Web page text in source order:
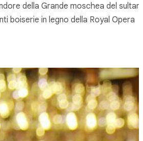
della Grande moschea del
boiserie in legno della Royal Opera